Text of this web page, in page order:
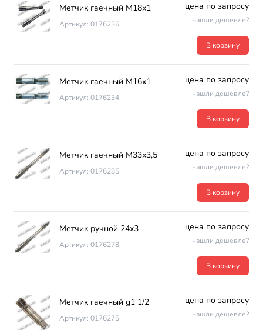
Метчик гаечный М18х1
Артикул: 0176236
цена по запросу
нашли дешевле?
В корзину
Метчик гаечный М16х1
Артикул: 0176234
цена по запросу
нашли дешевле?
В корзину
Метчик гаечный М33х3,5
Артикул: 0176285
цена по запросу
нашли дешевле?
В корзину
Метчик ручной 24х3
Артикул: 0176278
цена по запросу
нашли дешевле?
В корзину
Метчик гаечный g1 1/2
Артикул: 0176275
цена по запросу
нашли дешевле?